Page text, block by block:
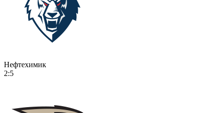
Нефтехимик
2:5